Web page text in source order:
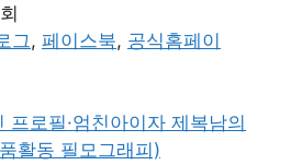
그, 페이스북, 공식홈페이
프로필·엄친아이자 제복남의
활동 필모그래피)